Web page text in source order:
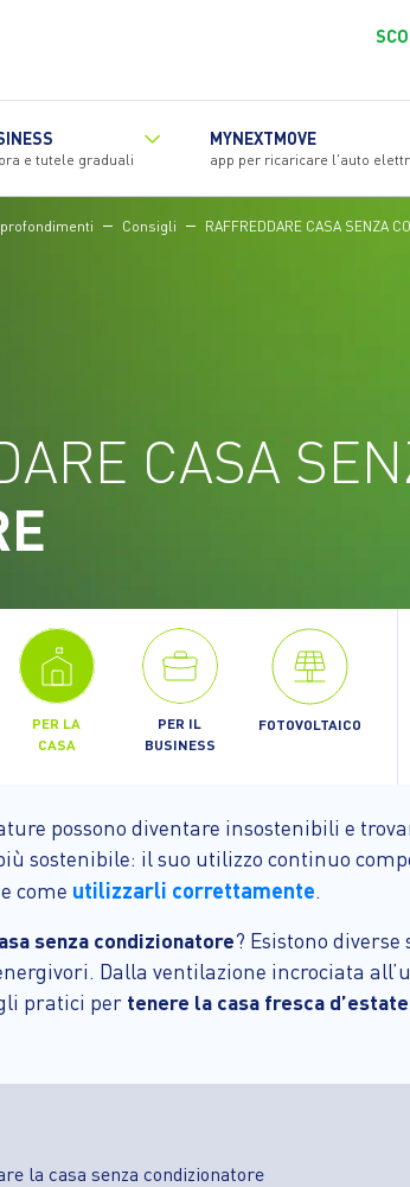
e tutele graduali
MYNEXTMOVE
app per ricaricare l'auto
Consigli RAFFREDDARE CASA SENZA
CASA
PER LA
CASA
PER IL
BUSINESS
FOTOVOLTAICO
possono diventare insostenibili e
sostenibile: il suo utilizzo continuo
come utilizzarli correttamente.
senza condizionatore? Esistono
Dalla ventilazione incrociata
pratici per tenere la casa fresca d’estate
la casa senza condizionatore